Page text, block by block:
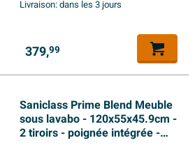
Livraison:dans les 3 jours
379,99
Saniclass Prime Blend Meuble
sous lavabo - 120x55x45.9cm -
2 tiroirs - poignée intégrée -